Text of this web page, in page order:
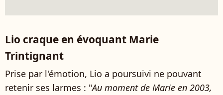
Lio craque en évoquant Marie
Trintignant
Prise par l'émotion, Lio a poursuivi ne pouvant
retenir ses larmes : "Au moment de Marie en 2003,